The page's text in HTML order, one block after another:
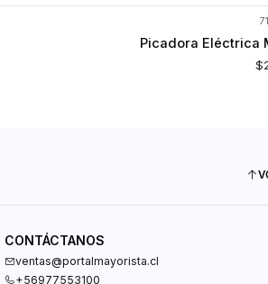
Picadora Eléctrica
CONTÁCTANOS
ventas@portalmayorista.cl
+56977553100